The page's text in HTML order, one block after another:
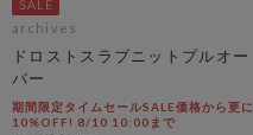
archives
ドロストスラブニットプルオー
バー
期間限定タイムセールSALE価格から更に
10%OFF! 8/10 10:00まで